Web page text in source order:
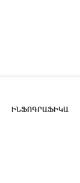
ԻՆՖՈԳՐԱՖԻԿԱ